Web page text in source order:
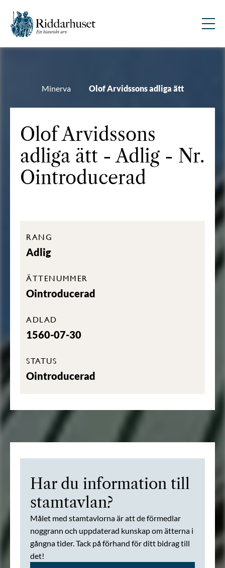
Minerva Olof Arvidssons adliga ätt
Olof Arvidssons
adliga ätt - Adlig - Nr.
Ointroducerad
RANG
Adlig
ÄTTENUMMER
Ointroducerad
ADLAD
1560-07-30
STATUS
Ointroducerad
Har du information till
stamtavlan?
Målet med stamtavlorna är att de förmedlar
noggrann och uppdaterad kunskap om ätterna i
gångna tider. Tack på förhand för ditt bidrag till
det!